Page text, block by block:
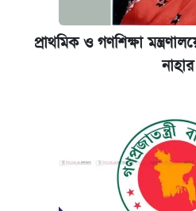
প্রাথমিক ও গণশিক্ষা
নাহার